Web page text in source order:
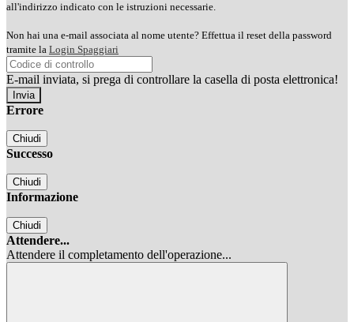
all'indirizzo indicato con le istruzioni necessarie.
Non hai una e-mail associata al nome utente? Effettua il reset della password
tramite la Login Spaggiari
E-mail inviata, si prega di controllare la casella di posta elettronica!
Errore
Chiudi
Successo
Chiudi
Informazione
Chiudi
Attendere...
Attendere il completamento dell'operazione...